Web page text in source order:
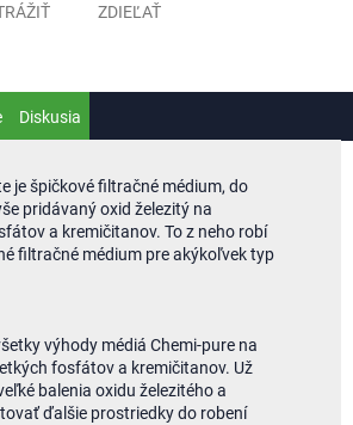
ZDIEĽAŤ
Diskusia
je špičkové filtračné médium, do
pridávaný oxid železitý na
a kremičitanov. To z neho robí
filtračné médium pre akýkoľvek typ
výhody médiá Chemi-pure na
fosfátov a kremičitanov. Už
balenia oxidu železitého a
ďalšie prostriedky do robení